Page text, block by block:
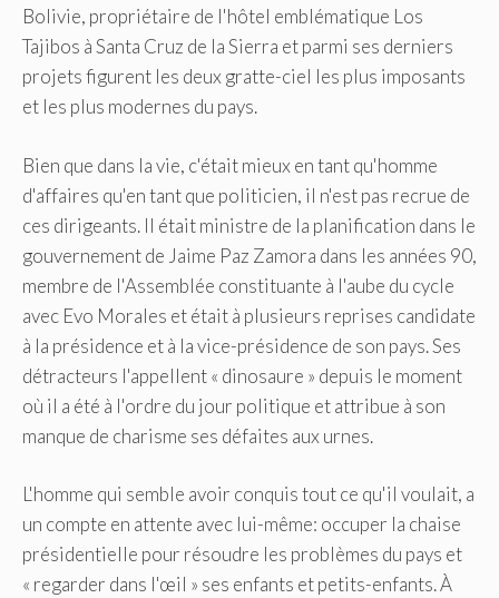
Bolivie, propriétaire de l'hôtel emblématique Los
Tajibos à Santa Cruz de la Sierra et parmi ses derniers
projets figurent les deux gratte-ciel les plus imposants
et les plus modernes du pays.
Bien que dans la vie, c'était mieux en tant qu'homme
d'affaires qu'en tant que politicien, il n'est pas recrue de
ces dirigeants. Il était ministre de la planification dans le
gouvernement de Jaime Paz Zamora dans les années 90,
membre de l'Assemblée constituante à l'aube du cycle
avec Evo Morales et était à plusieurs reprises candidate
à la présidence et à la vice-présidence de son pays. Ses
détracteurs l'appellent « dinosaure » depuis le moment
où il a été à l'ordre du jour politique et attribue à son
manque de charisme ses défaites aux urnes.
L'homme qui semble avoir conquis tout ce qu'il voulait, a
un compte en attente avec lui-même: occuper la chaise
présidentielle pour résoudre les problèmes du pays et
« regarder dans l'œil » ses enfants et petits-enfants. À